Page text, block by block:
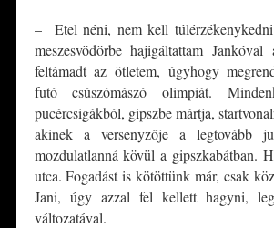
– Etel néni, nem kell
meszesvödörbe hajigáltattam Jankóval
feltámadt az ötletem, úgyhogy
futó csúszómászó olimpiát.
pucércsigákból, gipszbe mártja,
akinek a versenyzője a legtovább
mozdulatlanná kövül a gipszkabátban.
utca. Fogadást is kötöttünk már, csak
Jani, úgy azzal fel kellett hagyni,
változatával.